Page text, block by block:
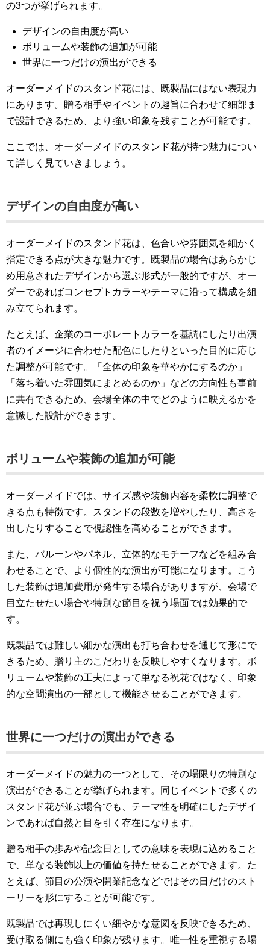
の3つが挙げられます。
デザインの自由度が高い
ボリュームや装飾の追加が可能
世界に一つだけの演出ができる
オーダーメイドのスタンド花には、既製品にはない表現力
にあります。贈る相手やイベントの趣旨に合わせて細部ま
で設計できるため、より強い印象を残すことが可能です。
ここでは、オーダーメイドのスタンド花が持つ魅力につい
て詳しく見ていきましょう。
デザインの自由度が高い
オーダーメイドのスタンド花は、色合いや雰囲気を細かく
指定できる点が大きな魅力です。既製品の場合はあらかじ
め用意されたデザインから選ぶ形式が一般的ですが、オー
ダーであればコンセプトカラーやテーマに沿って構成を組
み立てられます。
たとえば、企業のコーポレートカラーを基調にしたり出演
者のイメージに合わせた配色にしたりといった目的に応じ
た調整が可能です。「全体の印象を華やかにするのか」
「落ち着いた雰囲気にまとめるのか」などの方向性も事前
に共有できるため、会場全体の中でどのように映えるかを
意識した設計ができます。
ボリュームや装飾の追加が可能
オーダーメイドでは、サイズ感や装飾内容を柔軟に調整で
きる点も特徴です。スタンドの段数を増やしたり、高さを
出したりすることで視認性を高めることができます。
また、バルーンやパネル、立体的なモチーフなどを組み合
わせることで、より個性的な演出が可能になります。こう
した装飾は追加費用が発生する場合がありますが、会場で
目立たせたい場合や特別な節目を祝う場面では効果的で
す。
既製品では難しい細かな演出も打ち合わせを通じて形にで
きるため、贈り主のこだわりを反映しやすくなります。ボ
リュームや装飾の工夫によって単なる祝花ではなく、印象
的な空間演出の一部として機能させることができます。
世界に一つだけの演出ができる
オーダーメイドの魅力の一つとして、その場限りの特別な
演出ができることが挙げられます。同じイベントで多くの
スタンド花が並ぶ場合でも、テーマ性を明確にしたデザイ
ンであれば自然と目を引く存在になります。
贈る相手の歩みや記念日としての意味を表現に込めること
で、単なる装飾以上の価値を持たせることができます。た
とえば、節目の公演や開業記念などではその日だけのスト
ーリーを形にすることが可能です。
既製品では再現しにくい細やかな意図を反映できるため、
受け取る側にも強く印象が残ります。唯一性を重視する場